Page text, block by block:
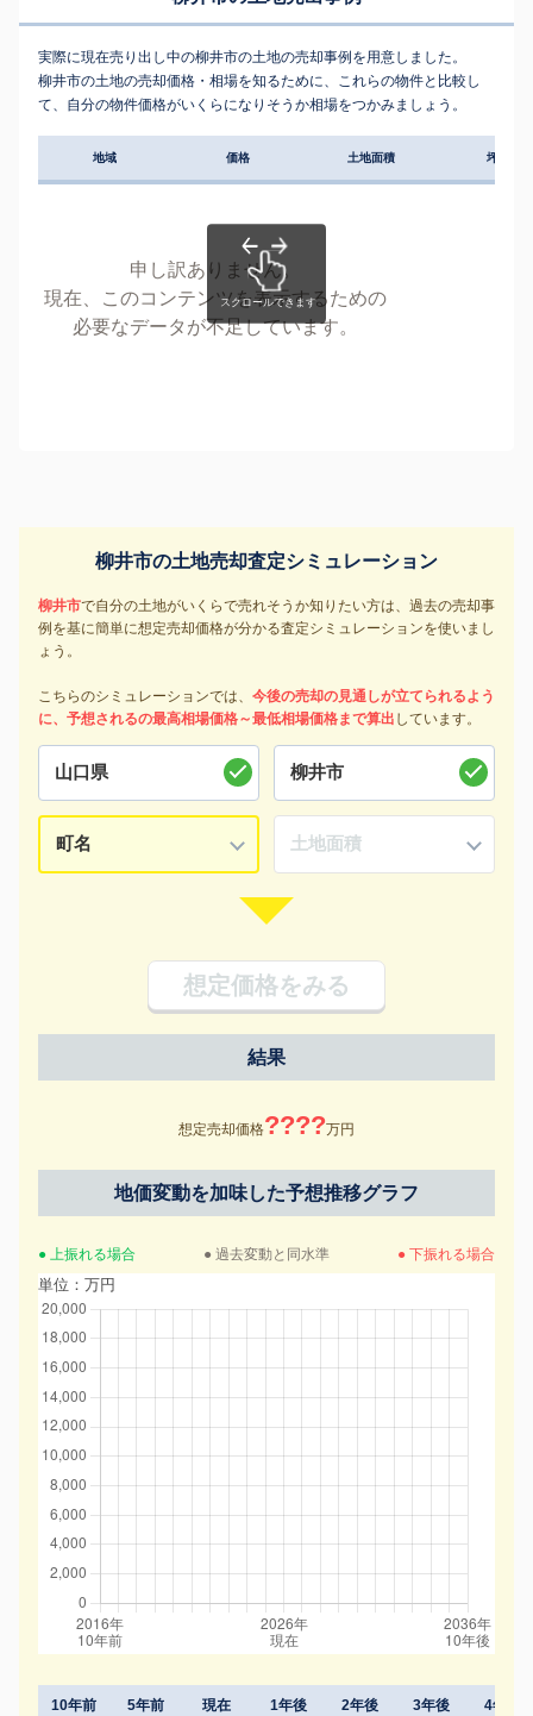
実際に現在売り出し中の柳井市の土地の売却事例を用意しました。
柳井市の土地の売却価格・相場を知るために、これらの物件と比較し
て、自分の物件価格がいくらになりそうか相場をつかみましょう。
地域 価格 土地面積 坪単価
申し訳ありません。
現在、このコンテンツを表示するための
必要なデータが不足しています。
柳井市の土地売却査定シミュレーション
柳井市で自分の土地がいくらで売れそうか知りたい方は、過去の売却事
例を基に簡単に想定売却価格が分かる査定シミュレーションを使いまし
ょう。
こちらのシミュレーションでは、 今後の売却の見通しが立てられるよう
に、予想されるの最高相場価格～最低相場価格まで算出 しています。
想定価格をみる
結果
想定売却価格????万円
地価変動を加味した予想推移グラフ
● 上振れる場合 ● 過去変動と同水準 ● 下振れる場合
単位：万円
10年前 5年前 現在 1年後 2年後 3年後 4年後